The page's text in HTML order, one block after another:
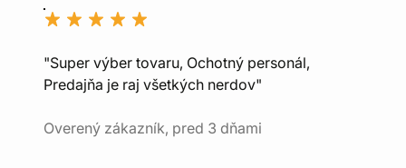
"Super výber tovaru, Ochotný personál,
Predajňa je raj všetkých nerdov"
Overený zákazník, pred 3 dňami